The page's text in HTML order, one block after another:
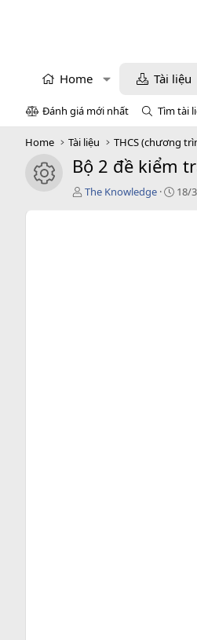
Home Tài liệu
Đánh giá mới nhất Tìm tài
Home Tài liệu THCS (chương
icon tài liệu
Bộ 2 đề kiểm
T
The Knowledge
C18/